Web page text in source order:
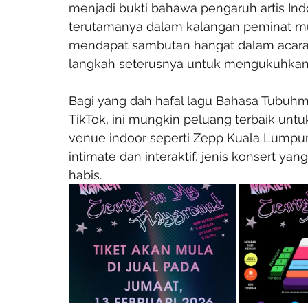
menjadi bukti bahawa pengaruh artis
terutamanya dalam kalangan peminat
mendapat sambutan hangat dalam
langkah seterusnya untuk
Bagi yang dah hafal lagu Bahasa
TikTok, ini mungkin peluang terbaik
venue indoor seperti Zepp Kuala
intimate dan interaktif, jenis konsert
habis.